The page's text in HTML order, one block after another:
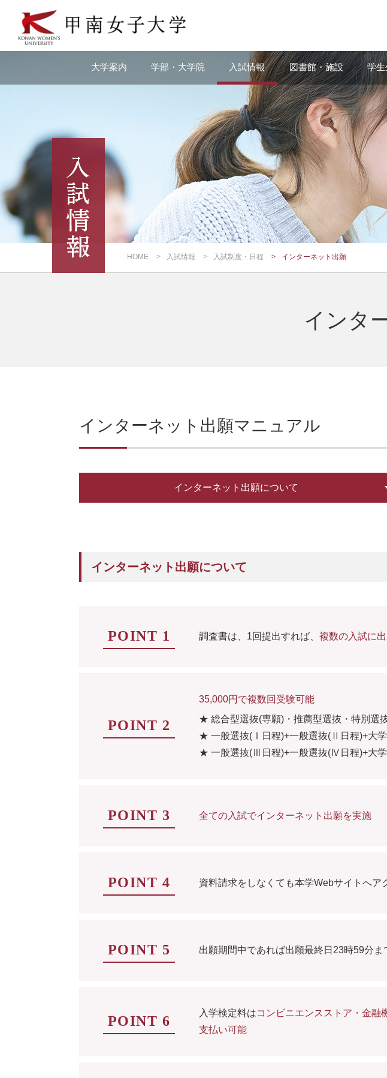
へ
の
リ
ン
大学案内 学部・大学院 入試情報 図書館・施設 学
HOME 入試情報 入試制度・日程 インターネット出願
インタ
インターネット出願マニュアル
インターネット出願について
インターネット出願について
POINT 1 調査書は、1回提出すれば、 複数の入試に
POINT 2
35,000円で複数回受験可能
★ 総合型選抜(専願)・推薦型選抜・特別選
★ 一般選抜(Ⅰ日程)+一般選抜(Ⅱ日程)+大
★ 一般選抜(Ⅲ日程)+一般選抜(Ⅳ日程)+大
POINT 3 全ての入試でインターネット出願を実施
POINT 4 資料請求をしなくても本学Webサイトへア
POINT 5 出願期間中であれば出願最終日23時59分ま
POINT 6
入学検定料はコンビニエンスストア・金融
支払い可能